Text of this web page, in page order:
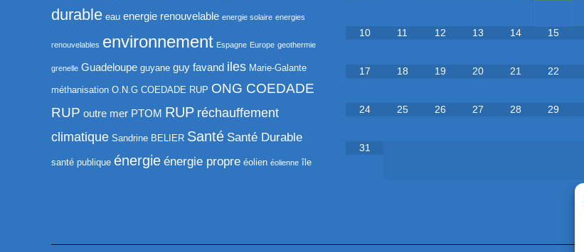
durable eau energie renouvelable energie solaire energies
renouvelables environnement Espagne Europe geothermie
grenelle Guadeloupe guyane guy favand iles Marie-Galante
méthanisation O.N.G COEDADE RUP ONG COEDADE
RUP outre mer PTOM RUP réchauffement
climatique Sandrine BELIER Santé Santé Durable
santé publique énergie énergie propre éolien éolienne île
10 11 12 13 14 15
17 18 19 20 21 22
24 25 26 27 28 29
31